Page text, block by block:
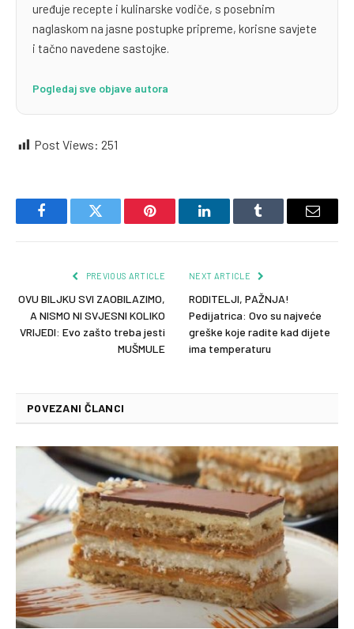
uređuje recepte i kulinarske vodiče, s posebnim
naglaskom na jasne postupke pripreme, korisne savjete
i tačno navedene sastojke.
Pogledaj sve objave autora
Post Views: 251
FacebookTwitter Pinterest LinkedInTumblr Email
PREVIOUS ARTICLE
OVU BILJKU SVI ZAOBILAZIMO,
A NISMO NI SVJESNI KOLIKO
VRIJEDI: Evo zašto treba jesti
MUŠMULE
NEXT ARTICLE
RODITELJI, PAŽNJA!
Pedijatrica: Ovo su najveće
greške koje radite kad dijete
ima temperaturu
POVEZANI ČLANCI